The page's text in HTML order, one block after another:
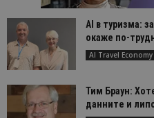
AI в туризма:
окаже по-
AI Travel
Тим Браун:
данните и